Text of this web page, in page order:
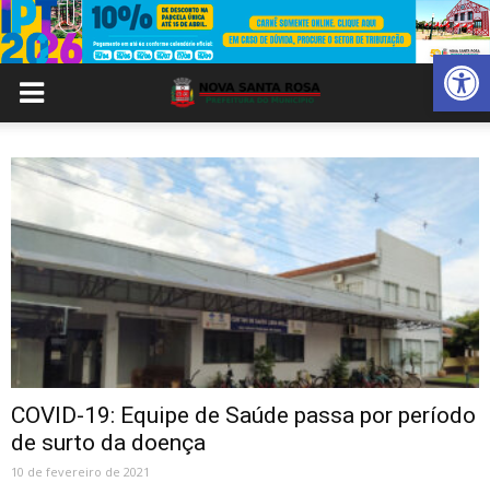
Abrir
COVID-19: Equipe de Saúde passa por período
de surto da doença
10 de fevereiro de 2021